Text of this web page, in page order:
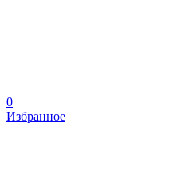
0
Избранное